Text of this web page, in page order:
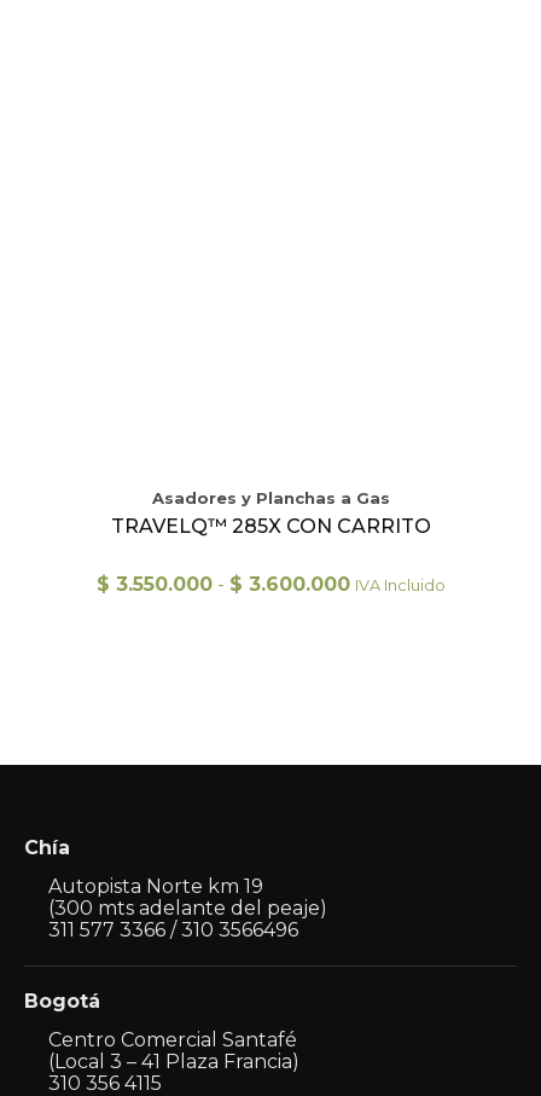
Asadores y Planchas a Gas
TRAVELQ™ 285X CON CARRITO
$ 3.550.000 - $ 3.600.000Rango
IVA Incluido
Las
pueden
elegir
página
producto
Chía
Autopista Norte km 19
(300 mts adelante del peaje)
311 577 3366 / 310 3566496
Bogotá
Centro Comercial Santafé
(Local 3 – 41 Plaza Francia)
310 356 4115